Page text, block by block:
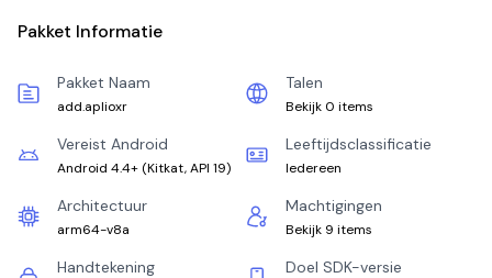
Pakket Informatie
Pakket Naam
add.aplioxr
Talen
Bekijk 0 items
Vereist Android
Android 4.4+ (Kitkat, API 19)
Leeftijdsclassificatie
Iedereen
Architectuur
arm64-v8a
Machtigingen
Bekijk 9 items
Handtekening Doel SDK-versie